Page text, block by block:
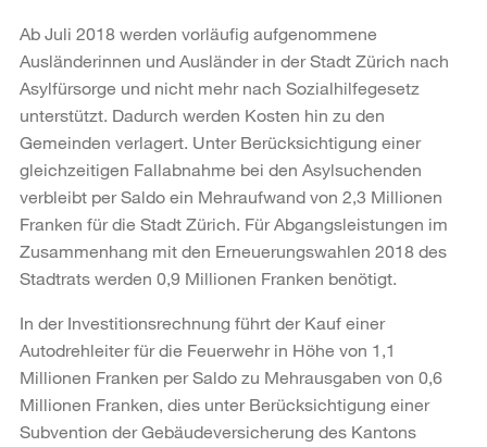
Ab Juli 2018 werden vorläufig aufgenommene
Ausländerinnen und Ausländer in der Stadt Zürich nach
Asylfürsorge und nicht mehr nach Sozialhilfegesetz
unterstützt. Dadurch werden Kosten hin zu den
Gemeinden verlagert. Unter Berücksichtigung einer
gleichzeitigen Fallabnahme bei den Asylsuchenden
verbleibt per Saldo ein Mehraufwand von 2,3 Millionen
Franken für die Stadt Zürich. Für Abgangsleistungen im
Zusammenhang mit den Erneuerungswahlen 2018 des
Stadtrats werden 0,9 Millionen Franken benötigt.
In der Investitionsrechnung führt der Kauf einer
Autodrehleiter für die Feuerwehr in Höhe von 1,1
Millionen Franken per Saldo zu Mehrausgaben von 0,6
Millionen Franken, dies unter Berücksichtigung einer
Subvention der Gebäudeversicherung des Kantons